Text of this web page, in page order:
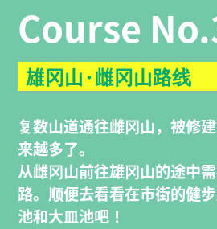
Course
雄冈山·雌冈山路线
复数山道通往雌冈山，被修
来越多了。
从雌冈山前往雄冈山的途中
路。顺便去看看在市街的健
池和大皿池吧！